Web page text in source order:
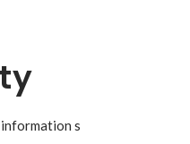
information s